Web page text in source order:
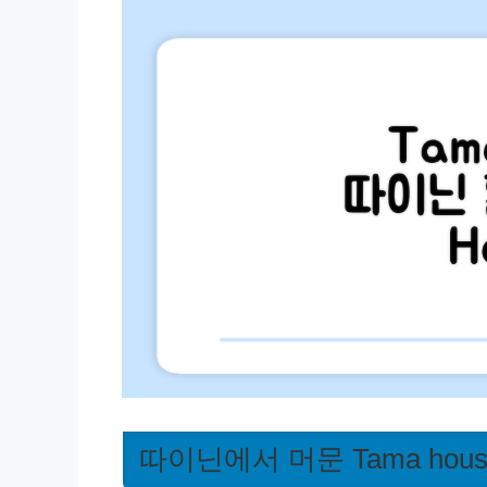
따이닌에서 머문 Tama